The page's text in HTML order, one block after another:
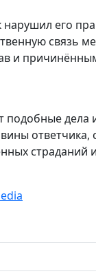
нарушил его
связь
и
подобные дела
ответчика,
страданий